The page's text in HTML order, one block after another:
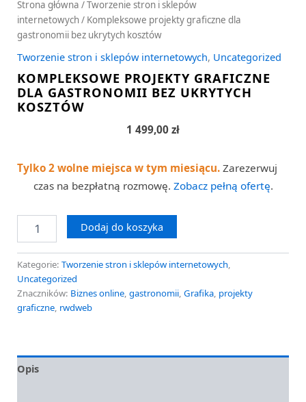
Strona główna /Tworzenie stron i sklepów
internetowych/ Kompleksowe projekty graficzne dla
gastronomii bez ukrytych kosztów
Tworzenie stron i sklepów internetowych, Uncategorized
KOMPLEKSOWE PROJEKTY GRAFICZNE
DLA GASTRONOMII BEZ UKRYTYCH
KOSZTÓW
1 499,00 zł
Tylko 2 wolne miejsca w tym miesiącu. Zarezerwuj
czas na bezpłatną rozmowę. Zobacz pełną ofertę.
Dodaj do koszyka
Kategorie: Tworzenie stron i sklepów internetowych,
Uncategorized
Znaczników: Biznes online, gastronomii, Grafika, projekty
graficzne, rwdweb
Opis